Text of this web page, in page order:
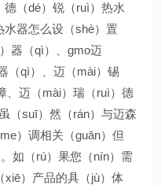
（dé）锐（ruì）热水
水器怎么设（shè）置
器（qì）、gmo迈
（qì）、迈（mài）锡
、迈（mài）瑞（ruì）德
（suī）然（rán）与迈森
）调相关（guān）但
如（rú）果您（nín）需
xiē）产品的具（jù）体